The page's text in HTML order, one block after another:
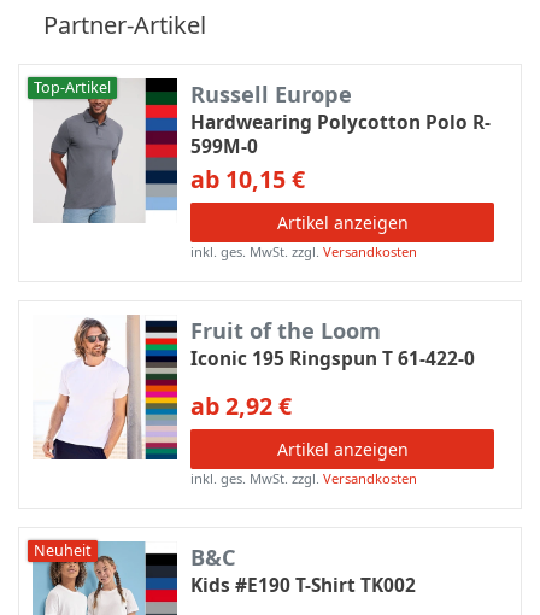
Partner-Artikel
Top-Artikel Russell Europe
Hardwearing Polycotton Polo R-
599M-0
ab 10,15 €
Artikel anzeigen
inkl. ges. MwSt. zzgl.Versandkosten
Fruit of the Loom
Iconic 195 Ringspun T 61-422-0
ab 2,92 €
Artikel anzeigen
inkl. ges. MwSt. zzgl.Versandkosten
Neuheit B&C
Kids #E190 T-Shirt TK002